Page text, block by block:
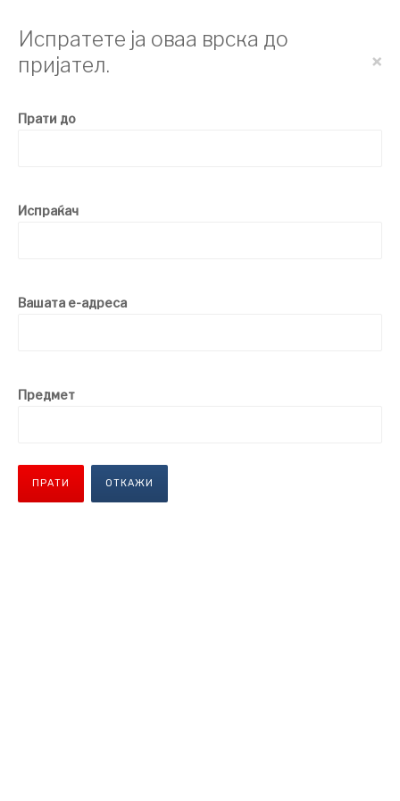
Испратете ја оваа врска до
пријател.
×
Прати до
Испраќач
Вашата е-адреса
Предмет
ПРАТИ ОТКАЖИ